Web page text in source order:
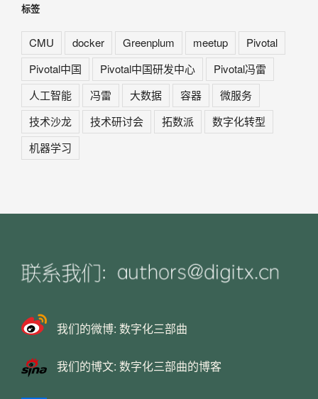
标签
CMU docker Greenplum meetup
Pivotal
Pivotal中国
Pivotal中国研发中心
Pivotal冯雷
人工智能
冯雷 大数据 容器
微服务
技术沙龙
技术研讨会 拓数派
数字化转型
机器学习
我们的微博: 数字化三部曲
我们的博文: 数字化三部曲的博客